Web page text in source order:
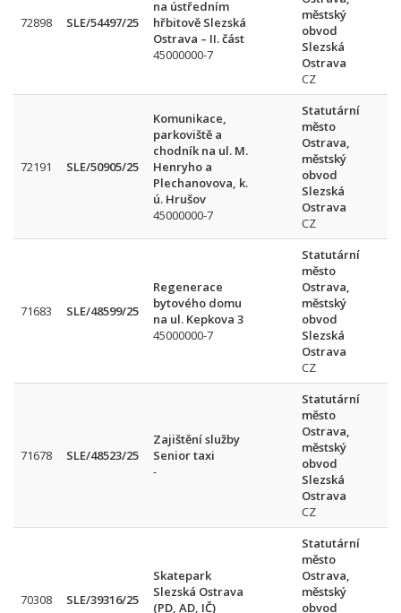
72898 SLE/54497/25
na ústředním
hřbitově Slezská
Ostrava – II. část
45000000-7
městský
obvod
Slezská
Ostrava
CZ
72191 SLE/50905/25
Komunikace,
parkoviště a
chodník na ul. M.
Henryho a
Plechanovova, k.
ú. Hrušov
45000000-7
Statutární
město
Ostrava,
městský
obvod
Slezská
Ostrava
CZ
71683 SLE/48599/25
Regenerace
bytového domu
na ul. Kepkova 3
45000000-7
Statutární
město
Ostrava,
městský
obvod
Slezská
Ostrava
CZ
71678 SLE/48523/25
Zajištění služby
Senior taxi
-
Statutární
město
Ostrava,
městský
obvod
Slezská
Ostrava
CZ
70308 SLE/39316/25
Skatepark
Slezská Ostrava
(PD, AD, IČ)
Statutární
město
Ostrava,
městský
obvod